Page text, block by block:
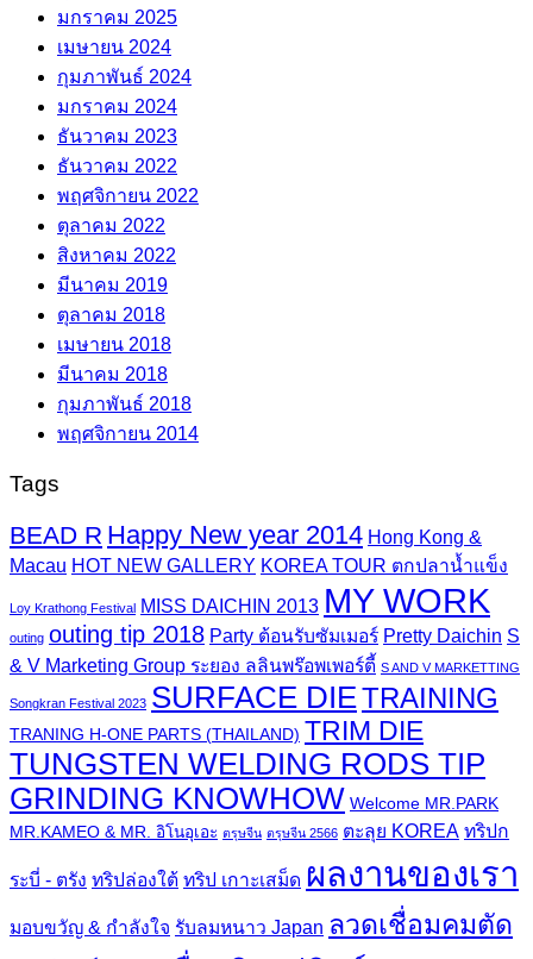
มกราคม 2025
เมษายน 2024
กุมภาพันธ์ 2024
มกราคม 2024
ธันวาคม 2023
ธันวาคม 2022
พฤศจิกายน 2022
ตุลาคม 2022
สิงหาคม 2022
มีนาคม 2019
ตุลาคม 2018
เมษายน 2018
มีนาคม 2018
กุมภาพันธ์ 2018
พฤศจิกายน 2014
Tags
BEAD R Happy New year 2014 Hong Kong &
Macau HOT NEW GALLERY KOREA TOUR ตกปลาน้ำแข็ง
Loy Krathong Festival MISS DAICHIN 2013 MY WORK
outing outing tip 2018 Party ต้อนรับซัมเมอร์ Pretty Daichin S
& V Marketing Group ระยอง ลลินพร๊อพเพอร์ตี้ S AND V MARKETTING
Songkran Festival 2023 SURFACE DIETRAINING
TRANING H-ONE PARTS (THAILAND) TRIM DIE
TUNGSTEN WELDING RODS TIP
GRINDING KNOWHOW Welcome MR.PARK
MR.KAMEO & MR. อิโนอุเอะ ตรุษจีน ตรุษจีน 2566 ตะลุย KOREA ทริปก
ระบี่ - ตรัง ทริปล่องใต้ ทริป เกาะเสม็ด ผลงานของเรา
มอบขวัญ & กำลังใจ รับลมหนาว Japan ลวดเชื่อมคมตัด